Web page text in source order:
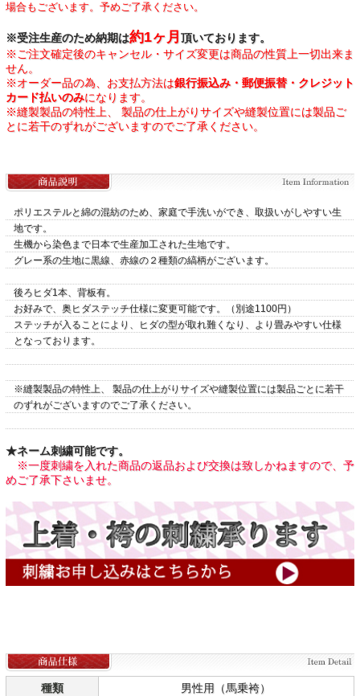
場合もございます。予めご了承ください。
※受注生産のため納期は約1ヶ月 頂いております。
※ご注文確定後のキャンセル・サイズ変更は商品の性質上一切出来ま
せん。
※オーダー品の為、お支払方法は銀行振込み・郵便振替・クレジット
カード払いのみになります。
※縫製製品の特性上、 製品の仕上がりサイズや縫製位置には製品ご
とに若干のずれがございますのでご了承ください。
ポリエステルと綿の混紡のため、家庭で手洗いができ、取扱いがしやすい生
地です。
生機から染色まで日本で生産加工された生地です。
グレー系の生地に黒線、赤線の２種類の縞柄がございます。
後ろヒダ1本、背板有。
お好みで、奥ヒダステッチ仕様に変更可能です。（別途1100円）
ステッチが入ることにより、ヒダの型が取れ難くなり、より畳みやすい仕様
となっております。
※縫製製品の特性上、 製品の仕上がりサイズや縫製位置には製品ごとに若干
のずれがございますのでご了承ください。
★ネーム刺繍可能です。
※一度刺繍を入れた商品の返品および交換は致しかねますので、予
めご了承下さいませ。
種類 男性用（馬乗袴）